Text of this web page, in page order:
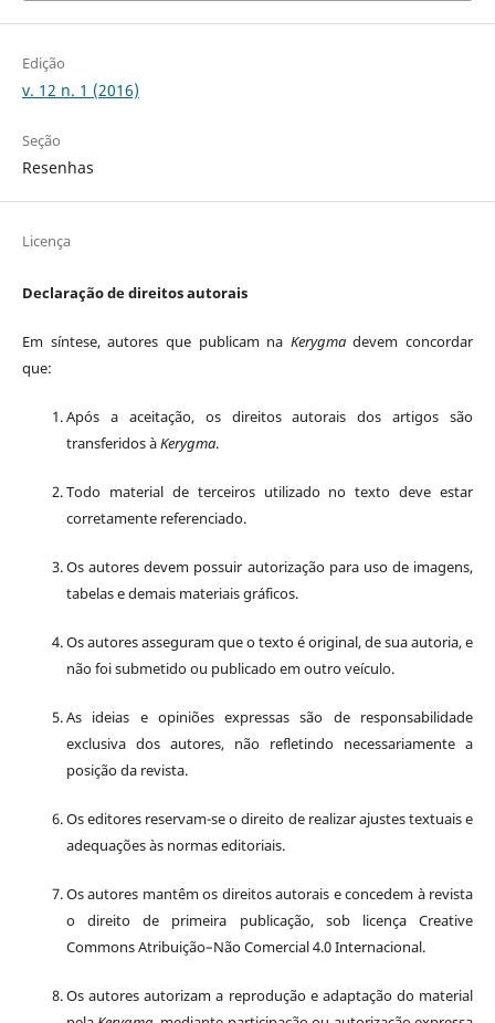
Edição
v. 12 n. 1 (2016)
Seção
Resenhas
Licença
Declaração de direitos autorais
Em síntese, autores que publicam na Kerygmadevem concordar
que:
Após a aceitação, os direitos autorais dos artigos são
transferidos àKerygma.
Todo material de terceiros utilizado no texto deve estar
corretamente referenciado.
Os autores devem possuir autorização para uso de imagens,
tabelas e demais materiais gráficos.
Os autores asseguram que o texto é original, de sua autoria, e
não foi submetido ou publicado em outro veículo.
As ideias e opiniões expressas são de responsabilidade
exclusiva dos autores, não refletindo necessariamente a
posição da revista.
Os editores reservam-se o direito de realizar ajustes textuais e
adequações às normas editoriais.
Os autores mantêm os direitos autorais e concedem à revista
o direito de primeira publicação, sob licença Creative
Commons Atribuição–Não Comercial 4.0 Internacional.
Os autores autorizam a reprodução e adaptação do material